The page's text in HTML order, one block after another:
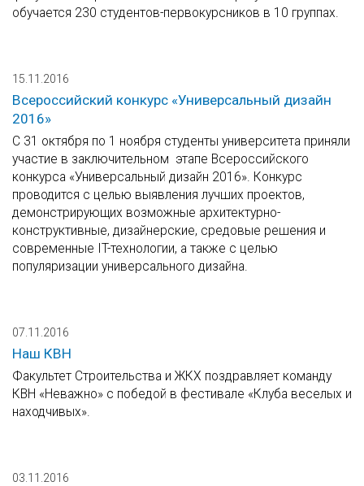
обучается 230 студентов-первокурсников в 10 группах.
15.11.2016
Всероссийский конкурс «Универсальный дизайн
2016»
С 31 октября по 1 ноября студенты университета приняли
участие в заключительном этапе Всероссийского
конкурса «Универсальный дизайн 2016». Конкурс
проводится с целью выявления лучших проектов,
демонстрирующих возможные архитектурно-
конструктивные, дизайнерские, средовые решения и
современные IT-технологии, а также с целью
популяризации универсального дизайна.
07.11.2016
Наш КВН
Факультет Строительства и ЖКХ поздравляет команду
КВН «Неважно» с победой в фестивале «Клуба веселых и
находчивых».
03.11.2016